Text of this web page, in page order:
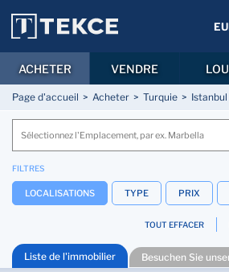
Page d'accueil Acheter Turquie Istanbul
FILTRES
LOCALISATIONS TYPE PRIX
TOUT EFFACER
Liste de l'immobilier Besuchen Sie
ACHETER VENDRE